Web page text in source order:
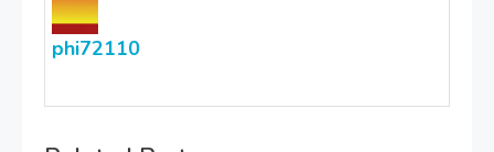
phi72110